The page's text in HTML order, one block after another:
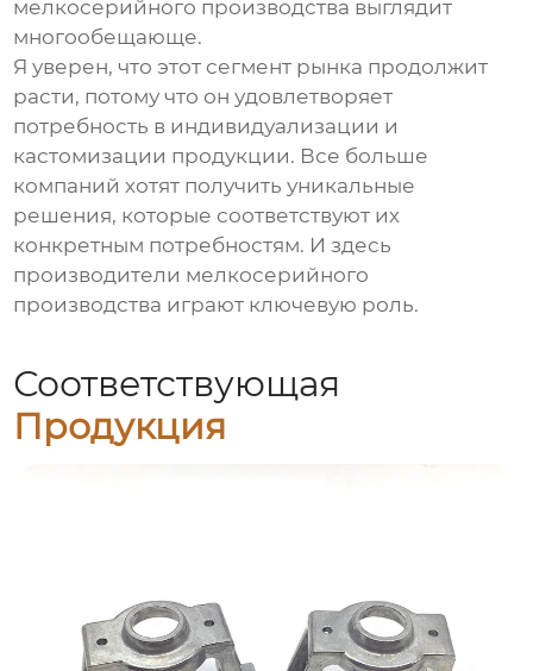
мелкосерийного производства выглядит
многообещающе.
Я уверен, что этот сегмент рынка продолжит
расти, потому что он удовлетворяет
потребность в индивидуализации и
кастомизации продукции. Все больше
компаний хотят получить уникальные
решения, которые соответствуют их
конкретным потребностям. И здесь
производители мелкосерийного
производства играют ключевую роль.
Соответствующая
Продукция